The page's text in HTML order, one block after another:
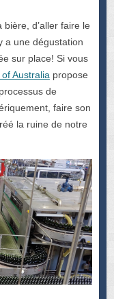
d’aller faire le
a une dégustation
sur place! Si vous
Australia propose
de
faire son
la ruine de notre